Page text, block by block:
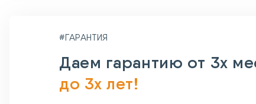
#ГАРАНТИЯ
Даем гарантию от 3х
до 3х лет!